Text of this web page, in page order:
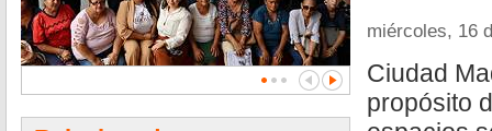
miércoles, 16
Ciudad
propósito